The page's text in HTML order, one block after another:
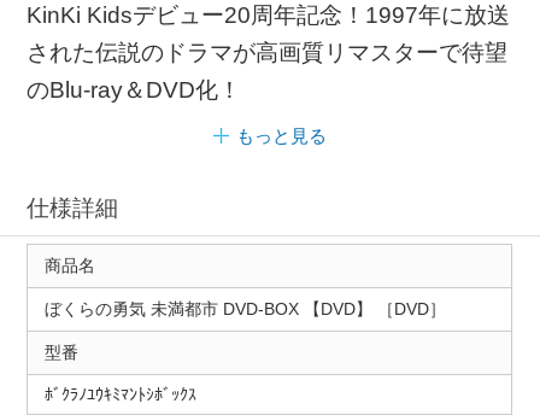
KinKi Kidsデビュー20周年記念！1997年に放送
された伝説のドラマが高画質リマスターで待望
のBlu-ray＆DVD化！
もっと見る
仕様詳細
商品名
ぼくらの勇気 未満都市 DVD-BOX 【DVD】 ［DVD］
型番
ﾎﾞｸﾗﾉﾕｳｷﾐﾏﾝﾄｼﾎﾞｯｸｽ